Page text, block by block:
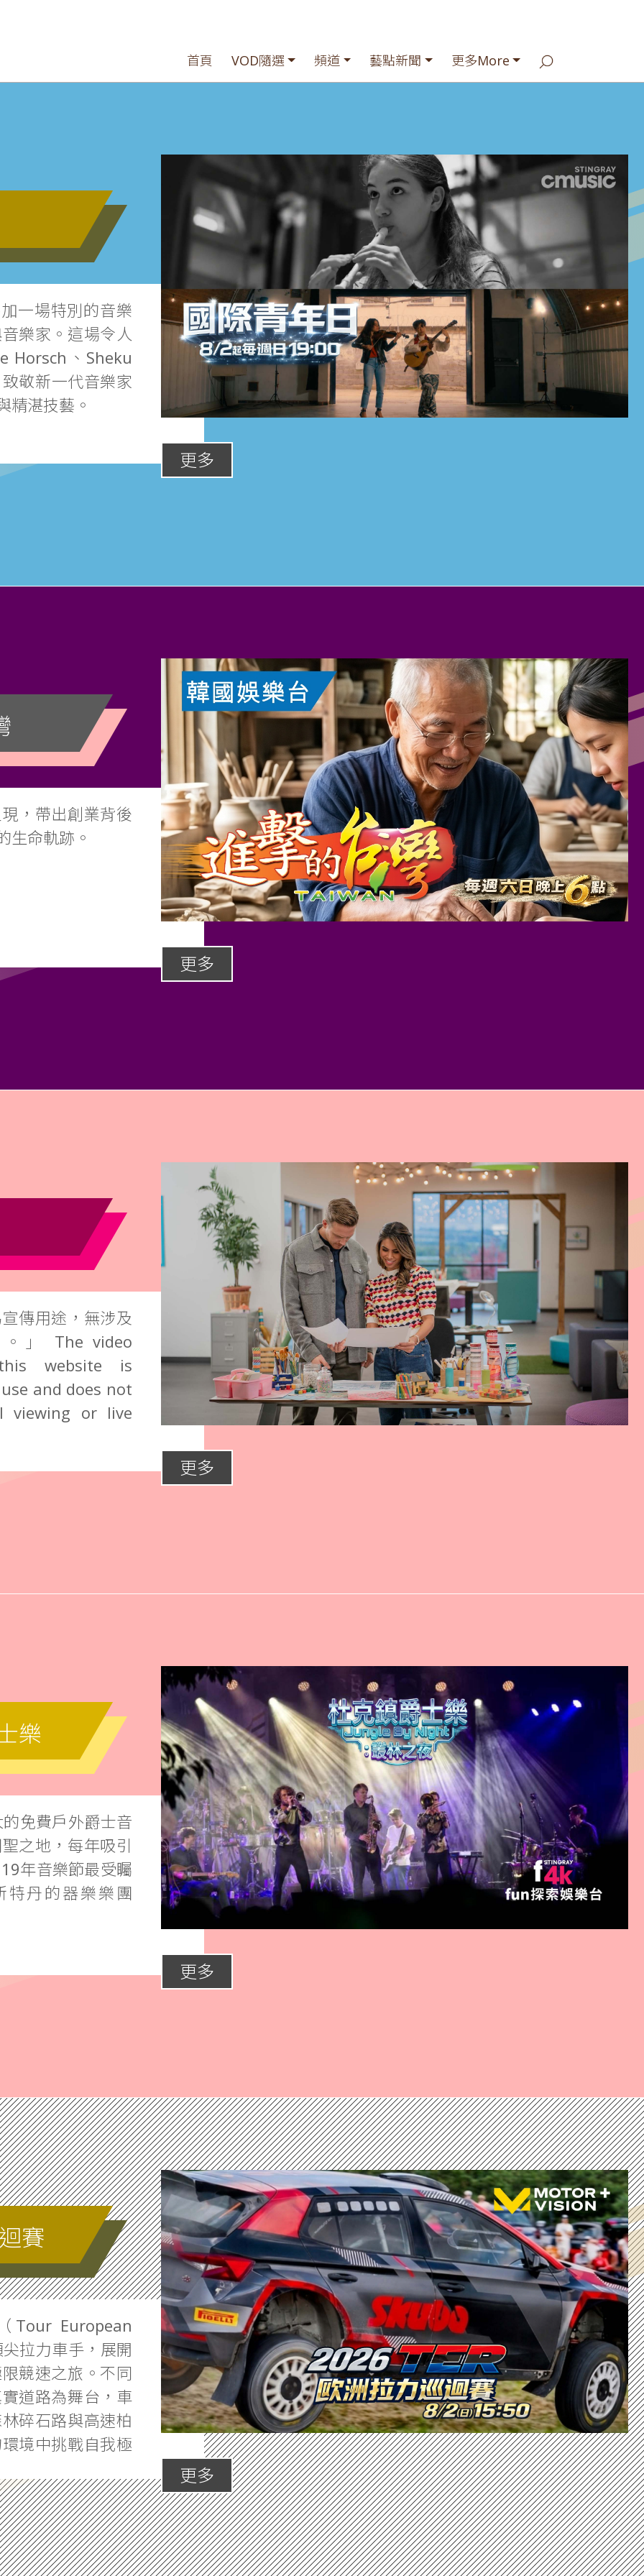
首頁 VOD隨選 頻道 藝點新聞 更多More
一場特別的音樂
樂家。這場令人
Horsch、Sheku
敬新一代音樂家
精湛技藝。
更多
，帶出創業背後
生命軌跡。
更多
傳用途，無涉及
」 The video
website is
and does not
viewing or live
更多
樂
免費戶外爵士音
之地，每年吸引
年音樂節最受矚
特丹的器樂樂團
更多
賽
European
拉力車手，展開
競速之旅。不同
道路為舞台，車
碎石路與高速柏
境中挑戰自我極
更多